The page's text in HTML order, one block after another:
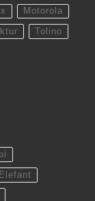
Motorola
Tolino
Elefant